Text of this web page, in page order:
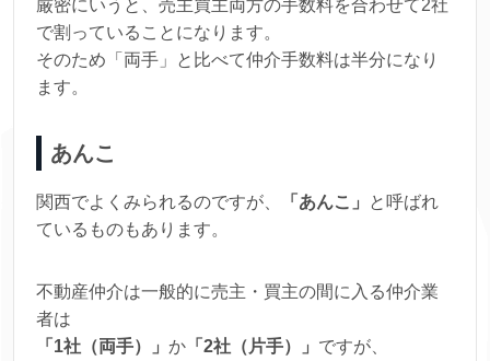
厳密にいうと、売主買主両方の手数料を合わせて2社
で割っていることになります。
そのため「両手」と比べて仲介手数料は半分になり
ます。
あんこ
関西でよくみられるのですが、 「あんこ」
と呼ばれ
ているものもあります。
不動産仲介は一般的に売主・買主の間に入る仲介業
者は
「1社（両手）」 か 「2社（片手）」 ですが、